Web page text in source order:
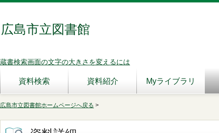
広島市立図書館
蔵書検索画面の文字の大きさを変えるには
資料検索 資料紹介 Myライブラリ
広島市立図書館ホームページへ戻る >